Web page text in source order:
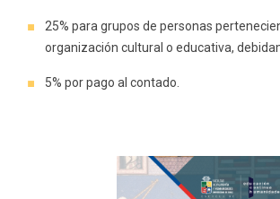
25% para grupos de personas
organización cultural o educativa,
5% por pago al contado.